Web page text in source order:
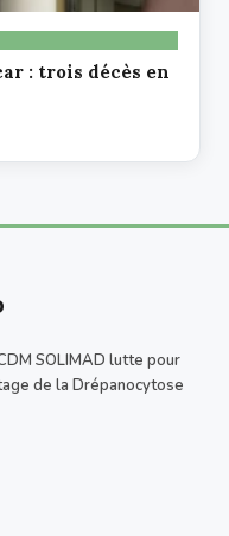
: trois décès en
SOLIMAD lutte pour
de la Drépanocytose